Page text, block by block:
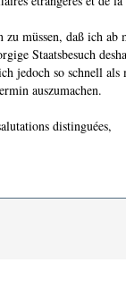
müssen, daß ich ab
Staatsbesuch
jedoch so schnell
auszumachen.
distinguées,